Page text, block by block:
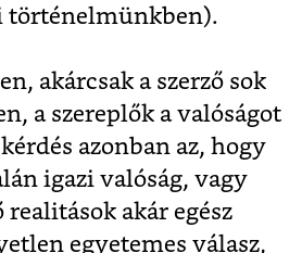
történelmünkben).
akárcsak a szerző sok
a szereplők a valóságot
azonban az, hogy
igazi valóság, vagy
akár egész
egyetemes válasz,